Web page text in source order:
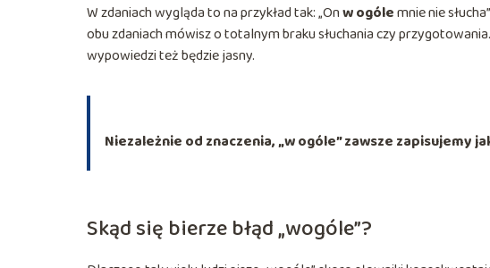
W zdaniach wygląda to na przykład tak: „Onw ogólemnie nie
obu zdaniach mówisz o totalnym braku słuchania czy
wypowiedzi też będzie jasny.
Niezależnie od znaczenia, „w ogóle” zawsze zapisujemy
Skąd się bierze błąd „wogóle”?